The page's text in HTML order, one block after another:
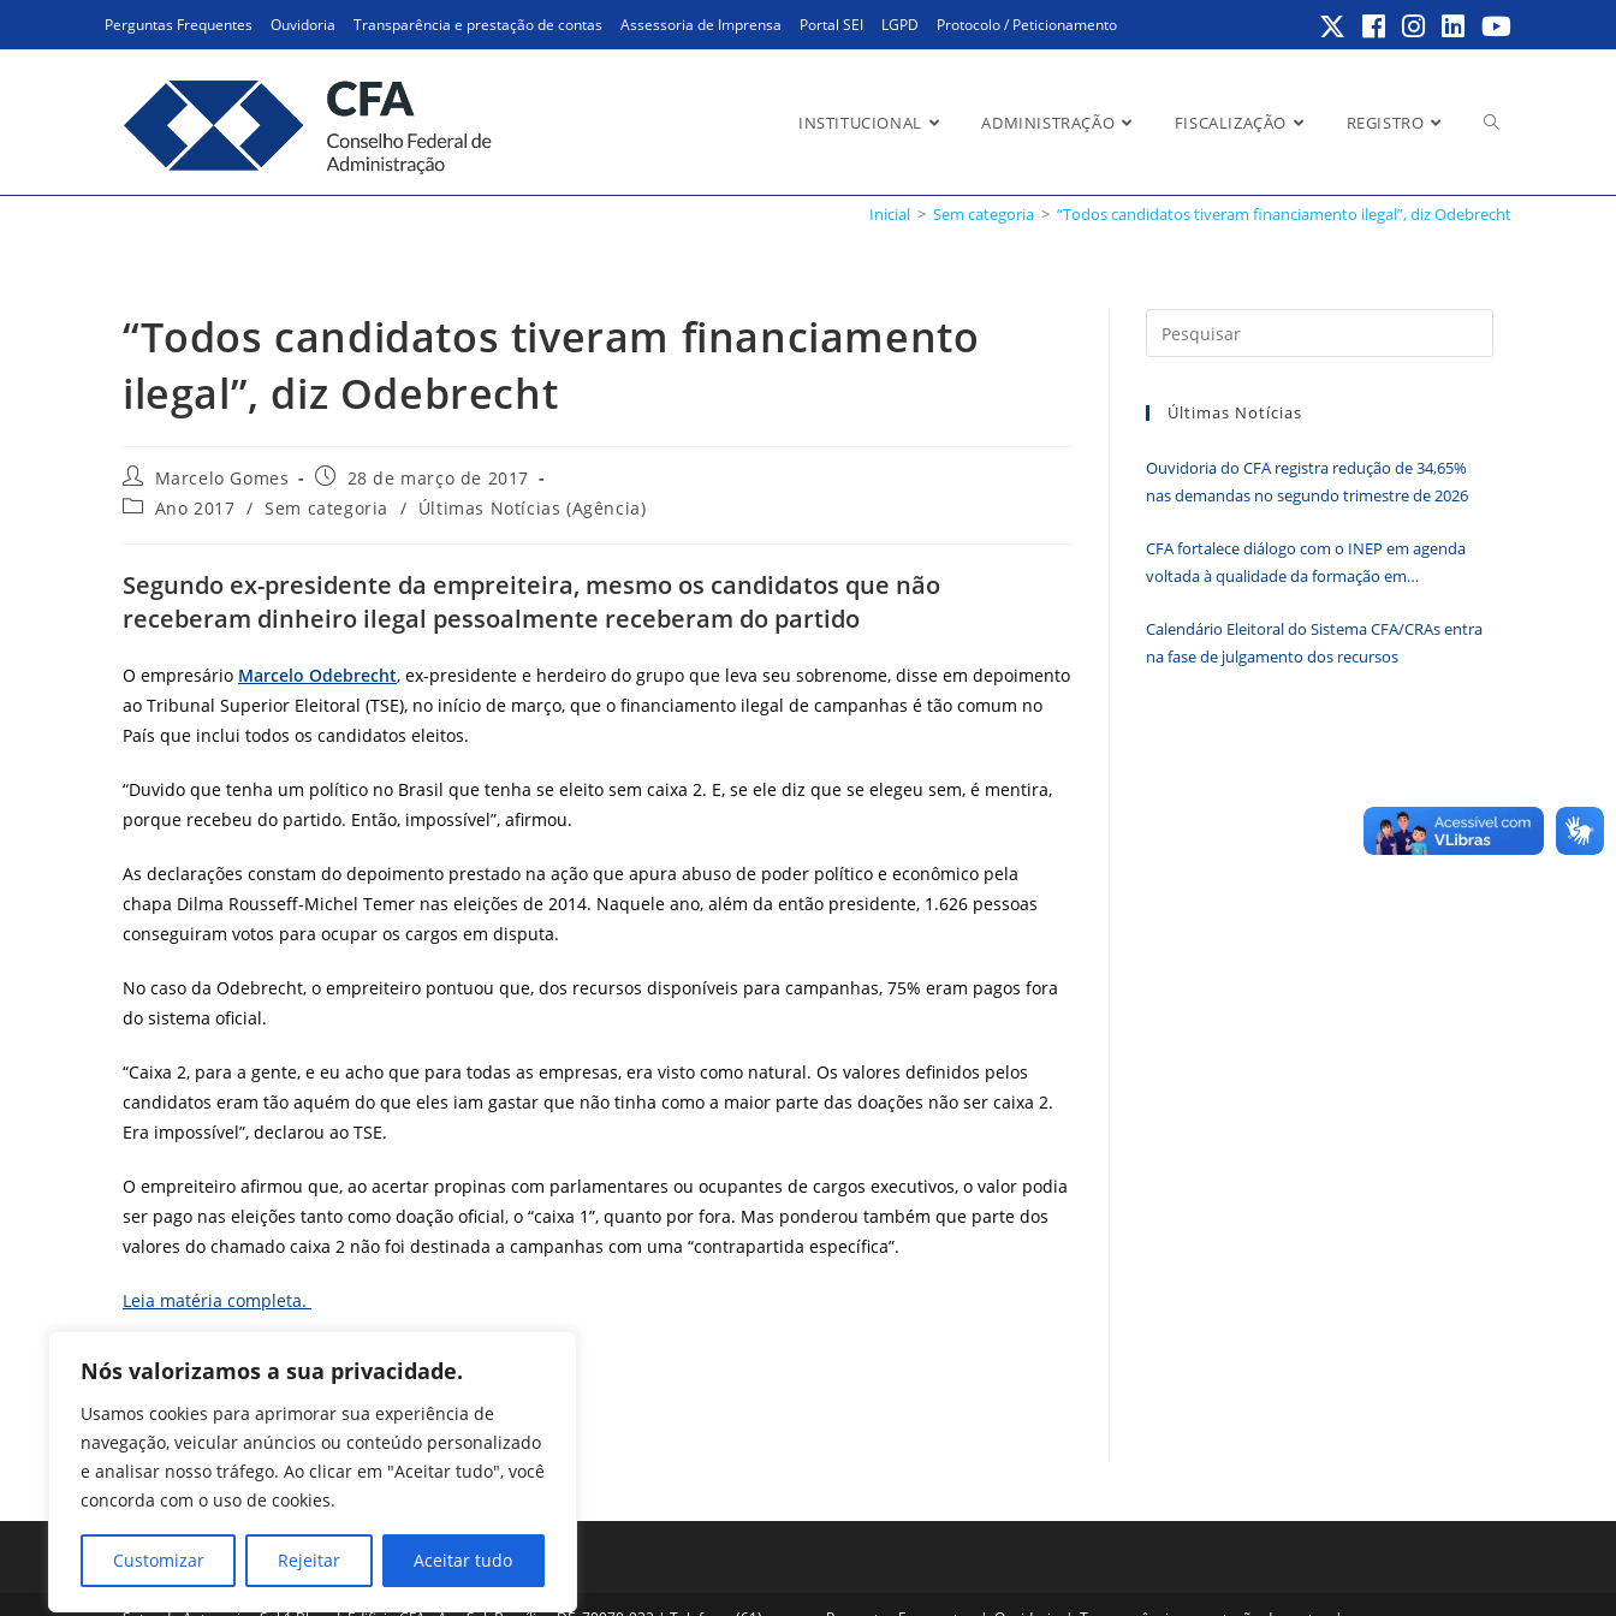
Nós valorizamos a sua privacidade.
Usamos cookies para aprimorar sua experiência de
navegação, veicular anúncios ou conteúdo personalizado
e analisar nosso tráfego. Ao clicar em "Aceitar tudo", você
concorda com o uso de cookies.
Customizar Rejeitar Aceitar tudo
para
Perguntas Frequentes Ouvidoria Transparência e prestação de contas Assessoria de Imprensa Portal SEI LGPD Protocolo / Peticionamento
INSTITUCIONAL ADMINISTRAÇÃO FISCALIZAÇÃO REGISTRO Alternar
do
“Todos candidatos tiveram financiamento ilegal”, diz Odebrecht
Inicial > Sem categoria > “Todos candidatos tiveram financiamento ilegal”, diz Odebrecht
“Todos candidatos tiveram financiamento
ilegal”, diz Odebrecht
Autor
do
post:
Marcelo Gomes
Post
publicado:
28 de março de 2017
Categoria
Ano 2017 / Sem categoria / Últimas Notícias (Agência)
Segundo ex-presidente da empreiteira, mesmo os candidatos que não
receberam dinheiro ilegal pessoalmente receberam do partido
O empresário Marcelo Odebrecht, ex-presidente e herdeiro do grupo que leva seu sobrenome, disse em depoimento
ao Tribunal Superior Eleitoral (TSE), no início de março, que o financiamento ilegal de campanhas é tão comum no
País que inclui todos os candidatos eleitos.
“Duvido que tenha um político no Brasil que tenha se eleito sem caixa 2. E, se ele diz que se elegeu sem, é mentira,
porque recebeu do partido. Então, impossível”, afirmou.
As declarações constam do depoimento prestado na ação que apura abuso de poder político e econômico pela
chapa Dilma Rousseff-Michel Temer nas eleições de 2014. Naquele ano, além da então presidente, 1.626 pessoas
conseguiram votos para ocupar os cargos em disputa.
No caso da Odebrecht, o empreiteiro pontuou que, dos recursos disponíveis para campanhas, 75% eram pagos fora
do sistema oficial.
“Caixa 2, para a gente, e eu acho que para todas as empresas, era visto como natural. Os valores definidos pelos
candidatos eram tão aquém do que eles iam gastar que não tinha como a maior parte das doações não ser caixa 2.
Era impossível”, declarou ao TSE.
O empreiteiro afirmou que, ao acertar propinas com parlamentares ou ocupantes de cargos executivos, o valor podia
ser pago nas eleições tanto como doação oficial, o “caixa 1”, quanto por fora. Mas ponderou também que parte dos
valores do chamado caixa 2 não foi destinada a campanhas com uma “contrapartida específica”.
Leia matéria completa.
F
a
c
e
b
o
T
w
itt
er
Li
n
k
e
dI
n
W
h
at
s
A
p
M
e
ss
e
n
Pr
in
tF
ri
e
n
TAGS:FINANCIAMENTO ILEGAL , GESTÃO PÚBLICA, LAVA JATO
a
Últimas Notícias
Ouvidoria do CFA registra redução de 34,65%
nas demandas no segundo trimestre de 2026
CFA fortalece diálogo com o INEP em agenda
voltada à qualidade da formação em
Calendário Eleitoral do Sistema CFA/CRAs entra
na fase de julgamento dos recursos